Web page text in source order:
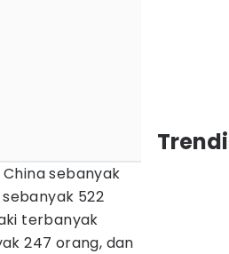
sebanyak
522
terbanyak
247 orang, dan